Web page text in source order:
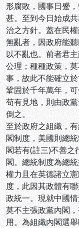
形腐敗，國事日蹙
甚。至到今日始成
治之方針。蓋在民
無亂者，因政府能
以不亂也。前者君
公理；種種政策，
事，故此不能確立
鞏固於千年萬年，
苟有見地，則由政
倒之。
至於政府之組織，
閣制度，美國則總
閣若有(註三)不善之
閣。總統制度為總
權力且在英德諸立
度，此因其政體有
政統一。現就中國
莫不主張政黨內閣
用。為組織內閣選